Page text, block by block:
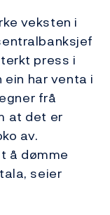
veksten i
press i
ein har venta i
frå
at det er
av.
å dømme
seier